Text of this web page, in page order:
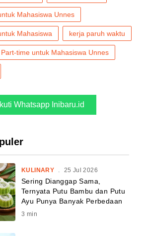
Mahasiswa Unnes
Mahasiswa kerja paruh waktu
Part-time untuk Mahasiswa Unnes
Ikuti Whatsapp Inibaru.id
KULINARY 25 Jul 2026
Sering Dianggap Sama,
Ternyata Putu Bambu dan Putu
Ayu Punya Banyak Perbedaan
3 min